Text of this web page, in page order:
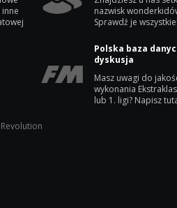
nazwisk
Sprawdź je
Polska baza
dyskusja
Masz uwagi do
wykonania
lub 1. ligi? Napisz